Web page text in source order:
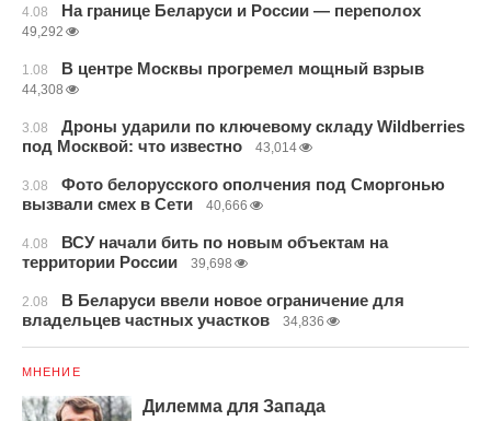
4.08 На границе Беларуси и России — переполох
49,292
1.08 В центре Москвы прогремел мощный взрыв
44,308
3.08
Дроны ударили по ключевому складу Wildberries
под Москвой: что известно
43,014
3.08
Фото белорусского ополчения под Сморгонью
вызвали смех в Сети
40,666
4.08
ВСУ начали бить по новым объектам на
территории России
39,698
2.08
В Беларуси ввели новое ограничение для
владельцев частных участков
34,836
МНЕНИЕ
Дилемма для Запада